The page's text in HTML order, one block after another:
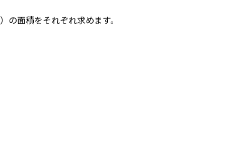
）の面積をそれぞれ求めます。